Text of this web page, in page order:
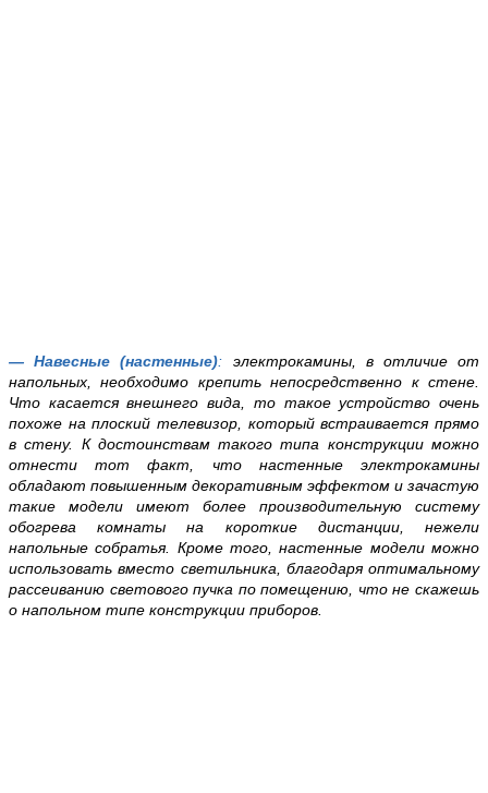
— Навесные (настенные):
электрокамины, в отличие от
напольных, необходимо крепить непосредственно к стене.
Что касается внешнего вида, то такое устройство очень
похоже на плоский телевизор, который встраивается прямо
в стену. К достоинствам такого типа конструкции можно
отнести тот факт, что настенные электрокамины
обладают повышенным декоративным эффектом и зачастую
такие модели имеют более производительную систему
обогрева комнаты на короткие дистанции, нежели
напольные собратья. Кроме того, настенные модели можно
использовать вместо светильника, благодаря оптимальному
рассеиванию светового пучка по помещению, что не скажешь
о напольном типе конструкции приборов.